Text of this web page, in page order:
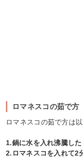
ロマネスコの茹で方
ロマネスコの茹で方は以
1.鍋に水を入れ沸騰し
2.ロマネスコを入れて2